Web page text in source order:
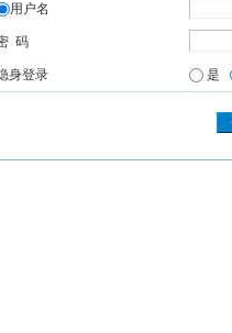
用户名
码
身登录 是